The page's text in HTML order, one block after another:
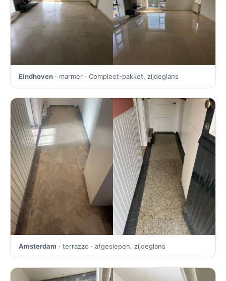
Eindhoven · marmer · Compleet-pakket, zijdeglans
Amsterdam · terrazzo · afgeslepen, zijdeglans